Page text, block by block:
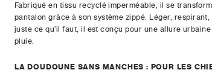
Fabriqué en tissu recyclé imperméable, il se
pantalon grâce à son système zippé. Léger,
juste ce qu’il faut, il est conçu pour une allure urbaine
pluie.
LA DOUDOUNE SANS MANCHES : POUR LES